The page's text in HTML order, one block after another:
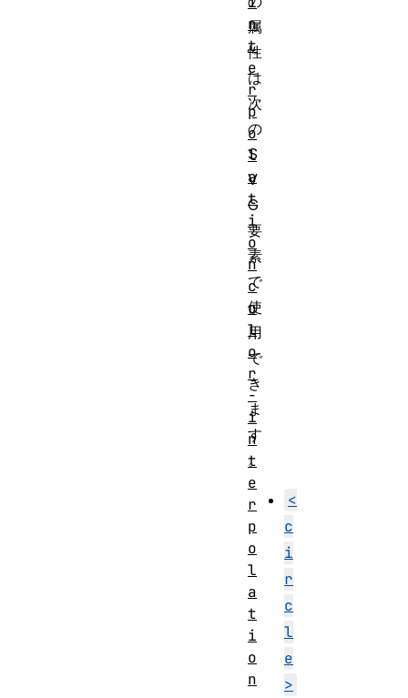
属
性
は
次
の
S
V
G
要
素
で
使
用
で
き
ま
す
。
<
c
i
r
c
l
e
>
n
t
e
r
p
o
l
a
t
i
o
n
c
o
l
o
r
-
i
n
t
e
r
p
o
l
a
t
i
o
n